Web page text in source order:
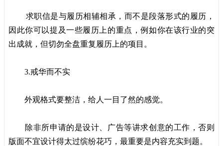
求职信是与履历相辅相承，而不是段落形式的履历，
因此你可以提及一些履历上的重点，例如你在该行业的突
出成就，但切勿全盘重复履历上的项目。
3.戒华而不实
外观格式要整洁，给人一目了然的感觉。
除非所申请的是设计、广告等讲求创意的工作，否则
版面不宜设计得太过缤纷花巧，最重要是内容充实到题。